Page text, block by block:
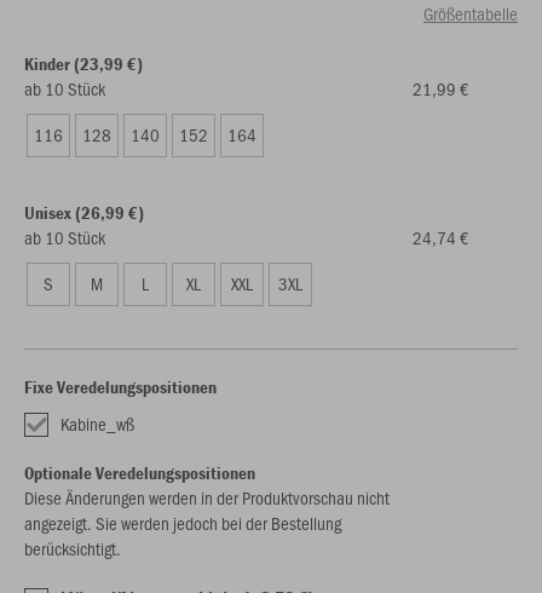
Größentabelle
Kinder (23,99 €)
ab 10 Stück
21,99 €
116
128 140 152 164
Unisex (26,99 €)
ab 10 Stück
24,74 €
S
M L XL XXL 3XL
Fixe Veredelungspositionen
Kabine_wß
Optionale Veredelungspositionen
Diese Änderungen werden in der Produktvorschau nicht
angezeigt. Sie werden jedoch bei der Bestellung
berücksichtigt.